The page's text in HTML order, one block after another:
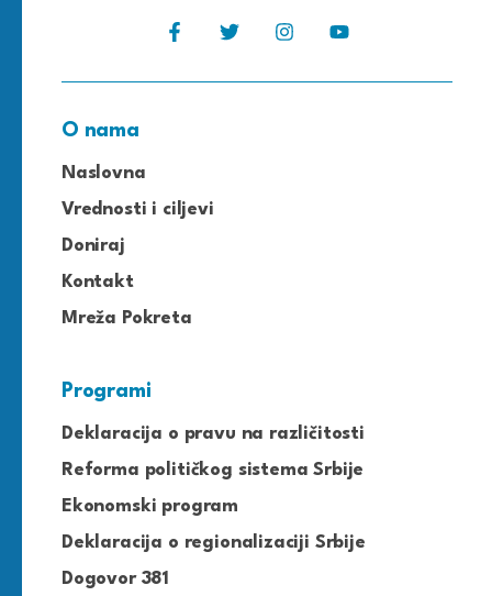
O nama
Naslovna
Vrednosti i ciljevi
Doniraj
Kontakt
Mreža Pokreta
Programi
Deklaracija o pravu na različitosti
Reforma političkog sistema Srbije
Ekonomski program
Deklaracija o regionalizaciji Srbije
Dogovor 381